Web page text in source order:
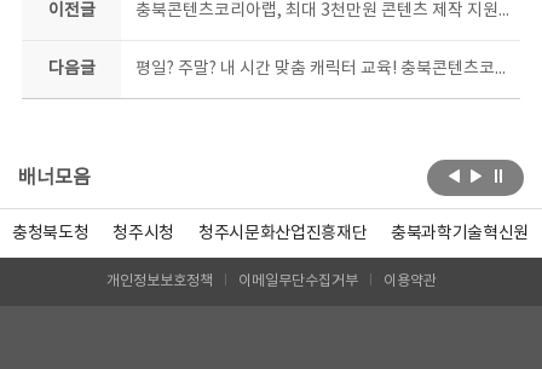
이전글 충북콘텐츠코리아랩, 최대 3천만원 콘텐츠 제작 지원사업 공모
다음글 평일? 주말? 내 시간 맞춤 캐릭터 교육! 충북콘텐츠코리아랩 캐릭터 기초과정 교육생 모집
배너모음
충청북도청 청주시청 청주시문화산업진흥재단 충북과학기술혁신원
개인정보보호정책 이메일무단수집거부 이용약관